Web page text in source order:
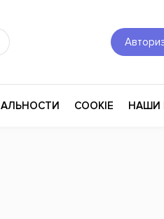
COOKIE НАШИ